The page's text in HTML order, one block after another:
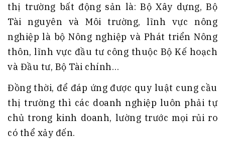
thị trường bất động sản là: Bộ Xây dựng, Bộ
Tài nguyên và Môi trường, lĩnh vực nông
nghiệp là bộ Nông nghiệp và Phát triển Nông
thôn, lĩnh vực đầu tư công thuộc Bộ Kế hoạch
và Đầu tư, Bộ Tài chính…
Đồng thời, để đáp ứng được quy luật cung cầu
thị trường thì các doanh nghiệp luôn phải tự
chủ trong kinh doanh, lường trước mọi rủi ro
có thể xảy đến.